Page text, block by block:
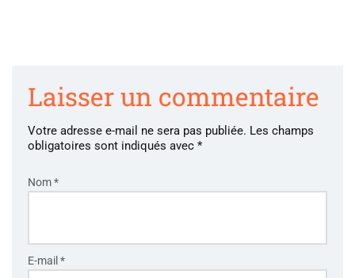
Laisser un commentaire
Votre adresse e-mail ne sera pas publiée. Les champs
obligatoires sont indiqués avec *
Nom*
E-mail *